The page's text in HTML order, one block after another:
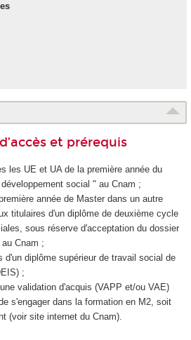
et prérequis
les UE et UAde la première année du
social " au Cnam ;
année de Master dans un autre
titulaires d'un diplôme de deuxième cycle
sous réserve d'acceptation du dossier
Cnam ;
diplôme supérieur de travail social de
;
validation d'acquis (VAPP et/ou VAE)
s'engager dans la formation en M2, soit
(voir site internet du Cnam).